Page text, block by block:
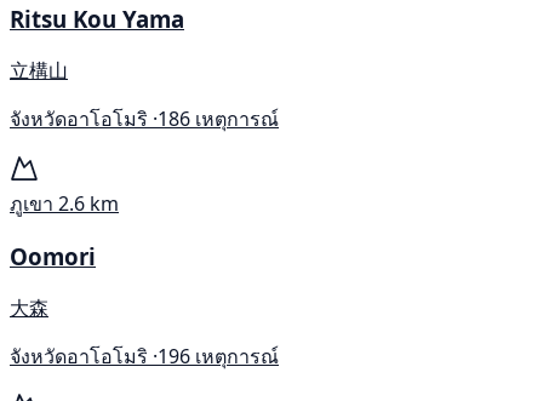
Ritsu Kou Yama
立構山
จังหวัดอาโอโมริ ·186 เหตุการณ์
ภูเขา 2.6 km
Oomori
大森
จังหวัดอาโอโมริ ·196 เหตุการณ์